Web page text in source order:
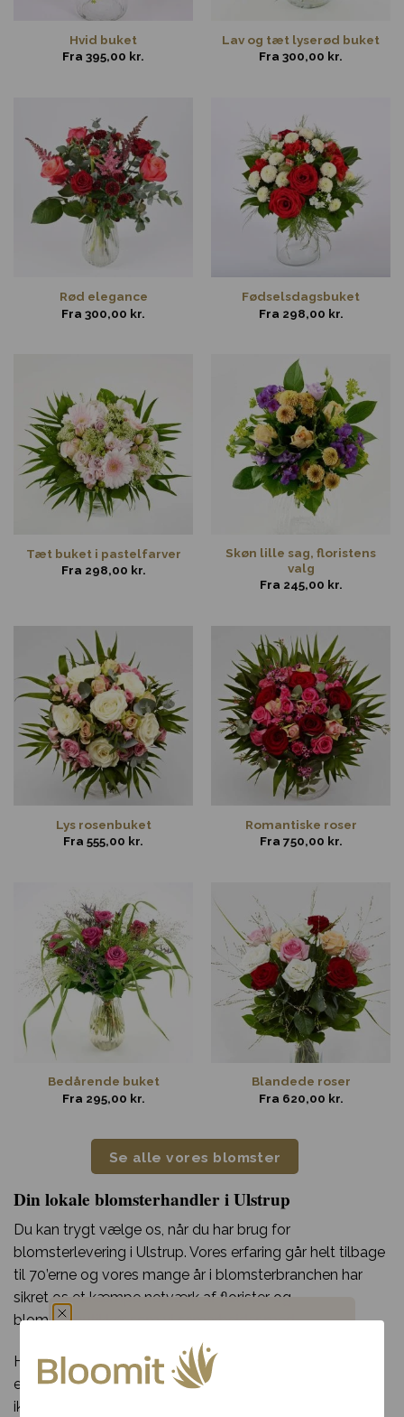
Hvid buket
Fra 395,00 kr.
Lav og tæt lyserød buket
Fra 300,00 kr.
Rød elegance
Fra 300,00 kr.
Fødselsdagsbuket
Fra 298,00 kr.
Tæt buket i pastelfarver
Fra 298,00 kr.
Skøn lille sag, floristens
valg
Fra 245,00 kr.
Lys rosenbuket
Fra 555,00 kr.
Romantiske roser
Fra 750,00 kr.
Bedårende buket
Fra 295,00 kr.
Blandede roser
Fra 620,00 kr.
Se alle vores blomster
Din lokale blomsterhandler i Ulstrup
Du kan trygt vælge os, når du har brug for
blomsterlevering i Ulstrup. Vores erfaring går helt tilbage
til 70’erne og vores mange år i blomsterbranchen har
sikret os et kæmpe netværk af florister og
blomsterbutikker som vi samarbejder med.
Har du spørgsmål til din bestilling, udvalget af blomster
eller særlige ønsker til din blomsterdekoration? Så tøv
ikke med at kontakte os per telefon eller mail i vores
Du har fået en